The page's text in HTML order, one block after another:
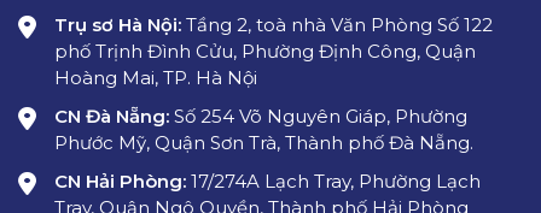
Trụ sơ Hà Nội: Tầng 2, toà nhà Văn Phòng Số 122
phố Trịnh Đình Cửu, Phường Định Công, Quận
Hoàng Mai, TP. Hà Nội
CN Đà Nẵng: Số 254 Võ Nguyên Giáp, Phường
Phước Mỹ, Quận Sơn Trà, Thành phố Đà Nẵng.
CN Hải Phòng: 17/274A Lạch Tray, Phường Lạch
Tray, Quận Ngô Quyền, Thành phố Hải Phòng